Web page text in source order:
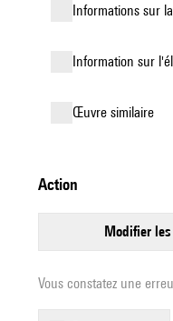
informations sur
Information sur
œuvre similaire
action
modifier
Vous constatez une